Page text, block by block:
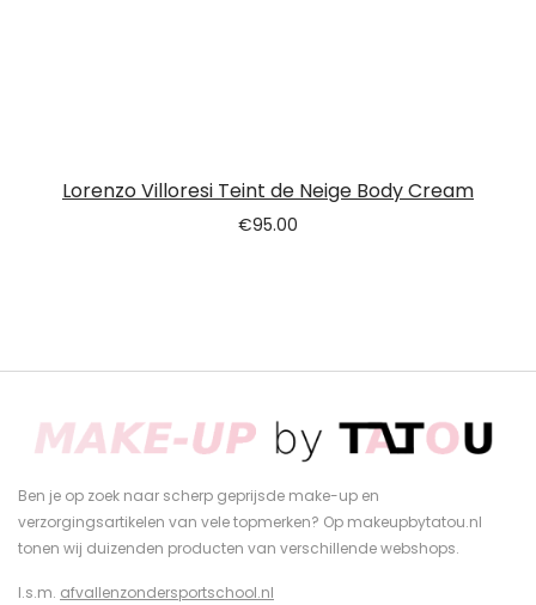
Lorenzo Villoresi Teint de Neige Body Cream
€95.00
Ben je op zoek naar scherp geprijsde make-up en
verzorgingsartikelen van vele topmerken? Op makeupbytatou.nl
tonen wij duizenden producten van verschillende webshops.
I.s.m. afvallenzondersportschool.nl